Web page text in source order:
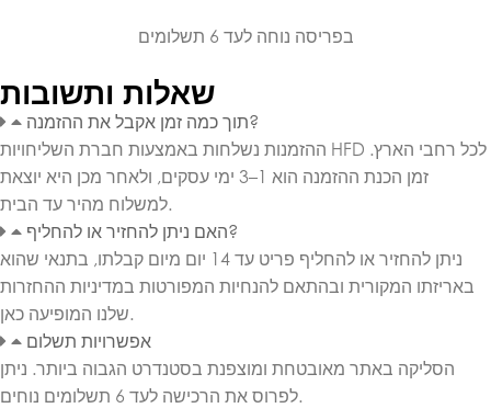
בפריסה נוחה לעד 6 תשלומים
שאלות ותשובות
תוך כמה זמן אקבל את ההזמנה?
ההזמנות נשלחות באמצעות חברת השליחויות HFD לכל רחבי הארץ.
זמן הכנת ההזמנה הוא 1–3 ימי עסקים, ולאחר מכן היא יוצאת
למשלוח מהיר עד הבית.
האם ניתן להחזיר או להחליף?
ניתן להחזיר או להחליף פריט עד 14 יום מיום קבלתו, בתנאי שהוא
באריזתו המקורית ובהתאם להנחיות המפורטות במדיניות ההחזרות
שלנו המופיעה כאן.
אפשרויות תשלום
הסליקה באתר מאובטחת ומוצפנת בסטנדרט הגבוה ביותר. ניתן
לפרוס את הרכישה לעד 6 תשלומים נוחים.